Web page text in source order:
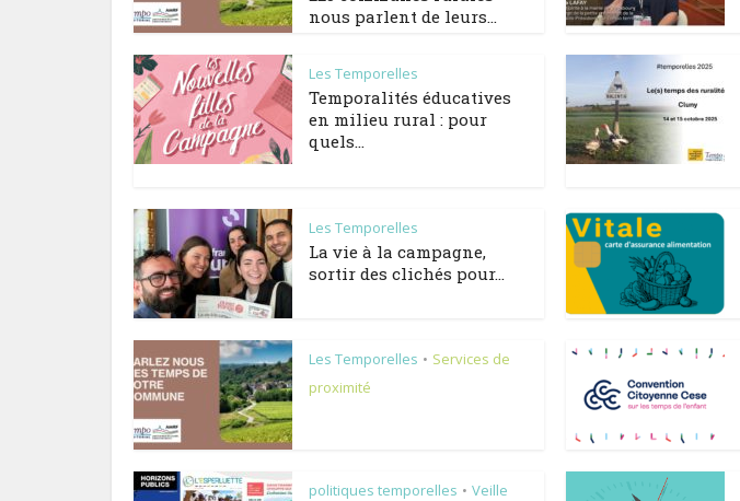
nous parlent de leurs...
Les Temporelles
Temporalités éducatives
en milieu rural : pour
quels...
Les Temporelles
La vie à la campagne,
sortir des clichés pour...
Les Temporelles • Services de
proximité
politiques temporelles • Veille